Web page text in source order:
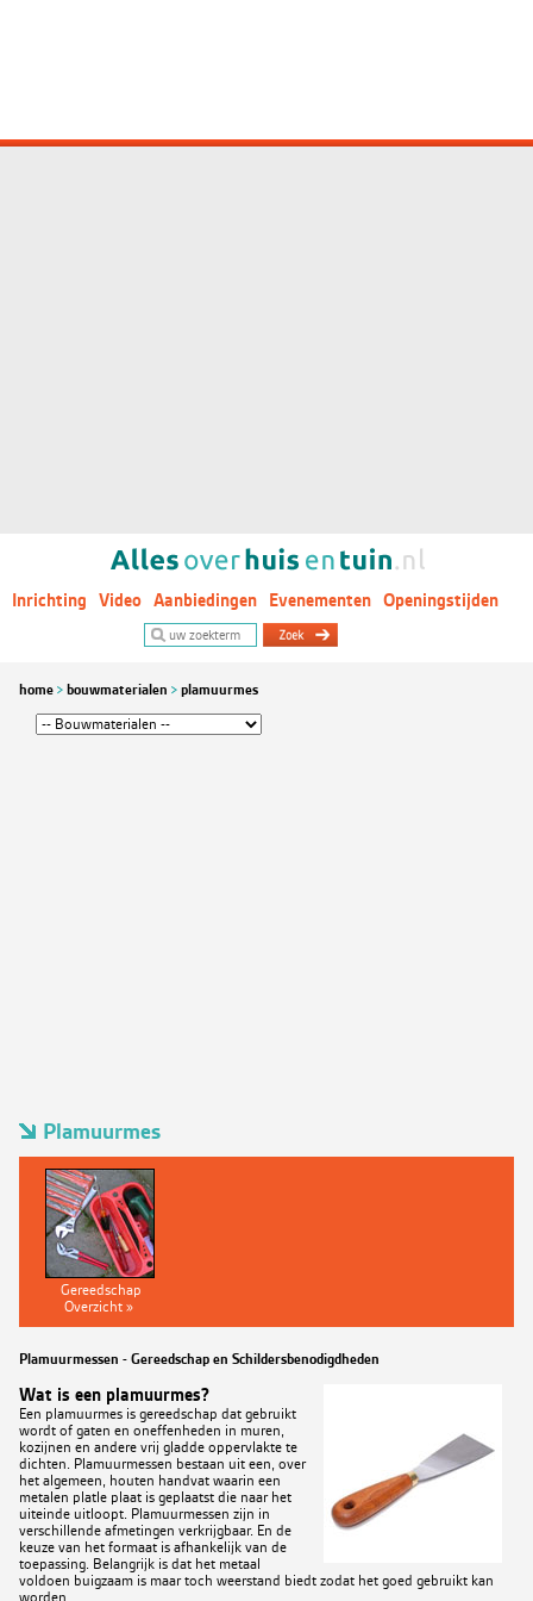
Inrichting Video Aanbiedingen Evenementen Openingstijden
home bouwmaterialen plamuurmes
Plamuurmes
Gereedschap
Overzicht »
Plamuurmessen - Gereedschap en Schildersbenodigdheden
Wat is een plamuurmes?
Een plamuurmes is gereedschap dat gebruikt
wordt of gaten en oneffenheden in muren,
kozijnen en andere vrij gladde oppervlakte te
dichten. Plamuurmessen bestaan uit een, over
het algemeen, houten handvat waarin een
metalen platle plaat is geplaatst die naar het
uiteinde uitloopt. Plamuurmessen zijn in
verschillende afmetingen verkrijgbaar. En de
keuze van het formaat is afhankelijk van de
toepassing. Belangrijk is dat het metaal
voldoen buigzaam is maar toch weerstand biedt zodat het goed gebruikt kan
worden.